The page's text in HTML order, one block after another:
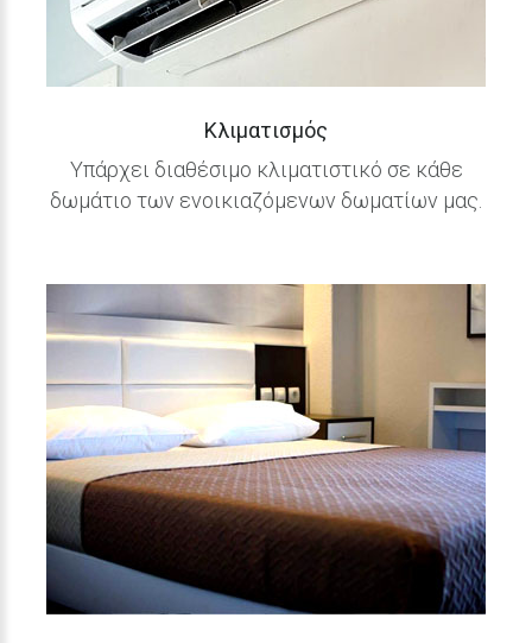
Κλιματισμός
Υπάρχει διαθέσιμο κλιματιστικό σε κάθε
δωμάτιο των ενοικιαζόμενων δωματίων μας.